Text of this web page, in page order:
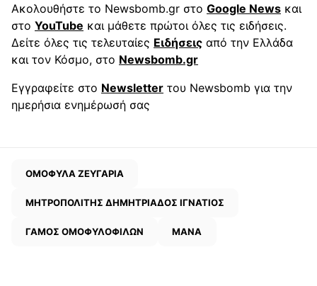
Ακολουθήστε το Newsbomb.gr στο Google News και
στο YouTube και μάθετε πρώτοι όλες τις ειδήσεις.
Δείτε όλες τις τελευταίες Ειδήσεις από την Ελλάδα
και τον Κόσμο, στο Newsbomb.gr
Εγγραφείτε στο Newsletter του Newsbomb για την
ημερήσια ενημέρωσή σας
ΟΜΟΦΥΛΑ ΖΕΥΓΑΡΙΑ
ΜΗΤΡΟΠΟΛΙΤΗΣ ΔΗΜΗΤΡΙΑΔΟΣ ΙΓΝΑΤΙΟΣ
ΓΑΜΟΣ ΟΜΟΦΥΛΟΦΙΛΩΝ ΜΑΝΑ